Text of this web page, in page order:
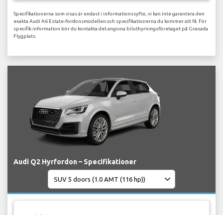
Specifikationerna som visas är endast i informationssyfte, vi kan inte garantera den
exakta Audi A6 Estate-fordonsmodellen och specifikationerna du kommer att få. För
specifik information bör du kontakta det angivna biluthyrningsföretaget på Granada
Flygplats.
Audi Q2 Hyrfordon – Specifikationer